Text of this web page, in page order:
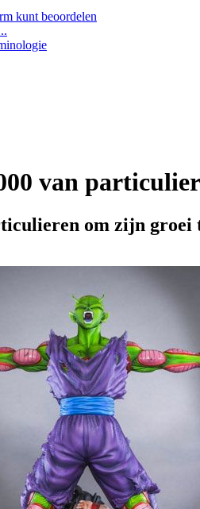
kunt beoordelen
van
om zijn groei